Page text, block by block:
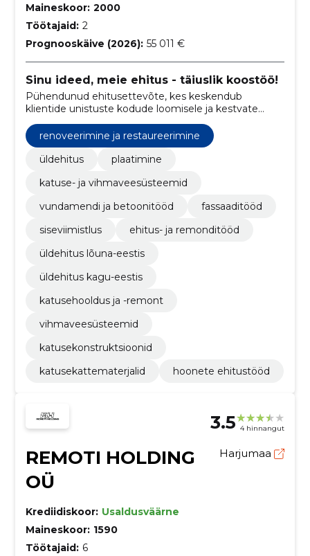
Maineskoor: 2000
Töötajaid: 2
Prognooskäive (2026): 55 011 €
Sinu ideed, meie ehitus - täiuslik koostöö!
Pühendunud ehitusettevõte, kes keskendub
klientide unistuste kodude loomisele ja kestvate
ehituslahenduste pakkumisele.
renoveerimine ja restaureerimine
üldehitus
plaatimine
katuse- ja vihmaveesüsteemid
vundamendi ja betoonitööd
fassaaditööd
siseviimistlus
ehitus- ja remonditööd
üldehitus lõuna-eestis
üldehitus kagu-eestis
katusehooldus ja -remont
vihmaveesüsteemid
katusekonstruktsioonid
katusekattematerjalid
hoonete ehitustööd
3.5 4 hinnangut
REMOTI HOLDING
OÜ
Harjumaa
Krediidiskoor: Usaldusväärne
Maineskoor: 1590
Töötajaid: 6